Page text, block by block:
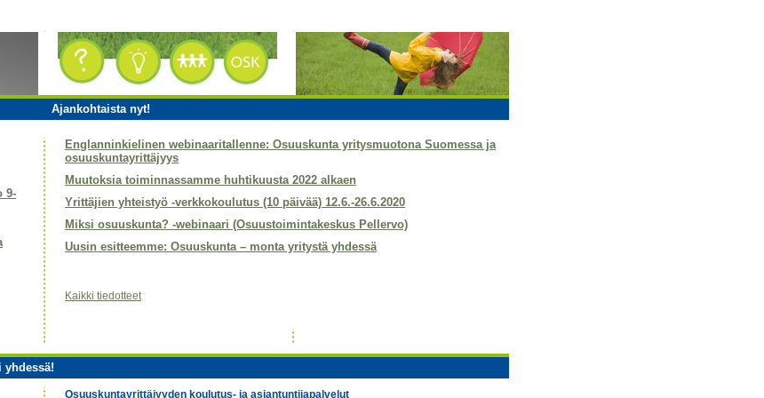
Ajankohtaista nyt!
9-
Englanninkielinen webinaaritallenne: Osuuskunta yritysmuotona Suomessa ja
osuuskuntayrittäjyys
Muutoksia toiminnassamme huhtikuusta 2022 alkaen
Yrittäjien yhteistyö -verkkokoulutus (10 päivää) 12.6.-26.6.2020
Miksi osuuskunta? -webinaari (Osuustoimintakeskus Pellervo)
Uusin esitteemme: Osuuskunta – monta yritystä yhdessä
Kaikki tiedotteet
yhdessä!
Osuuskuntayrittäjyyden koulutus- ja asiantuntijapalvelut